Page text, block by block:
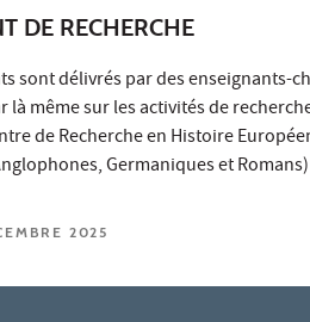
DE RECHERCHE
sont délivrés par des enseignants-
même sur les activités de
de Recherche en Histoire
Germaniques et
2025